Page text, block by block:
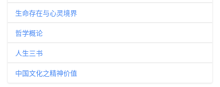
生命存在与心灵境界
哲学概论
人生三书
中国文化之精神价值